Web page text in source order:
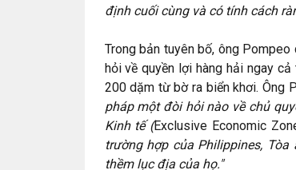
định cuối cùng và có tính cách
Trong bản tuyên bố, ông
hỏi về quyền lợi hàng hải ngay
200 dặm từ bờ ra biển khơi. Ông
pháp một đòi hỏi nào về chủ
Kinh tế (Exclusive Economic
trường hợp của Philippines,
thềm lục địa của họ."